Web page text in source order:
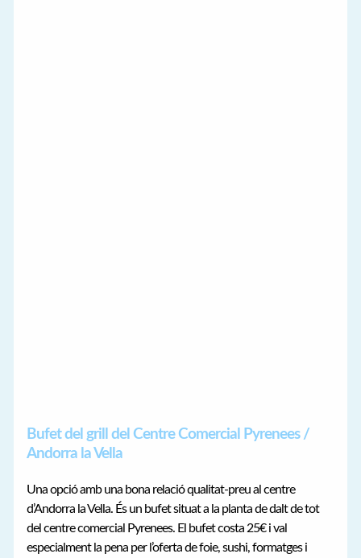
Bufet del grill del Centre Comercial Pyrenees /
Andorra la Vella
Una opció amb una bona relació qualitat-preu al centre
d’Andorra la Vella. És un bufet situat a la planta de dalt de tot
del centre comercial Pyrenees. El bufet costa 25€ i val
especialment la pena per l’oferta de foie, sushi, formatges i